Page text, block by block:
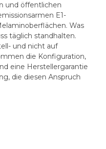
und öffentlichen
E1-
Was
täglich standhalten.
und nicht auf
die Konfiguration,
eine Herstellergarantie
die diesen Anspruch